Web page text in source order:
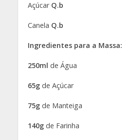
Açúcar Q.b
Canela Q.b
Ingredientes para a Massa:
250ml de Água
65g de Açúcar
75gde Manteiga
140gde Farinha